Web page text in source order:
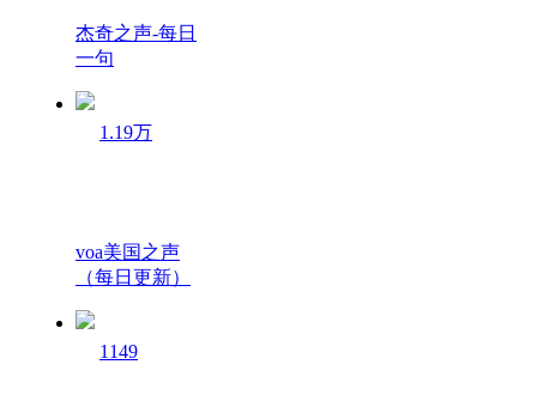
杰奇之声-每日
一句
1.19万
voa美国之声
（每日更新）
1149